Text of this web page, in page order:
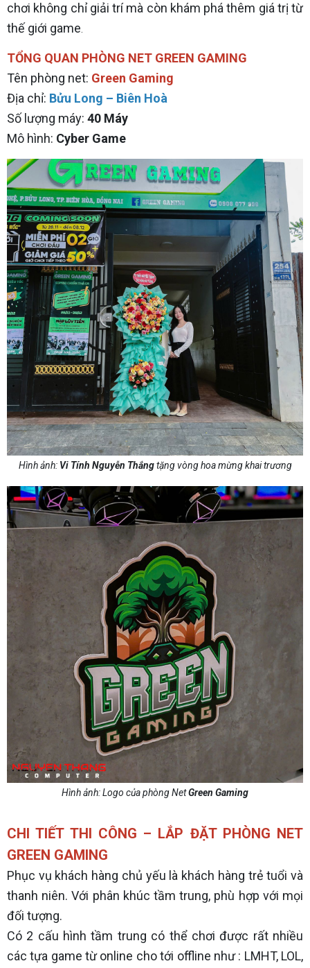
chơi không chỉ giải trí mà còn khám phá thêm giá trị từ
thế giới game
TỔNG QUAN PHÒNG NET GREEN GAMING
Tên phòng net: Green Gaming
Địa chỉ: Bửu Long – Biên Hoà
Số lượng máy: 40 Máy
Mô hình: Cyber Game
Hình ảnh: Vi Tính Nguyễn Thắngtặng vòng hoa mừng khai trương
Hình ảnh: Logo của phòng NetGreen Gaming
CHI TIẾT THI CÔNG – LẮP ĐẶT PHÒNG NET
GREEN GAMING
Phục vụ khách hàng chủ yếu là khách hàng trẻ tuổi và
thanh niên. Với phân khúc tầm trung, phù hợp với mọi
đối tượng.
Có 2 cấu hình tầm trung có thể chơi được rất nhiều
các tựa game từ online cho tới offline như : LMHT, LOL,